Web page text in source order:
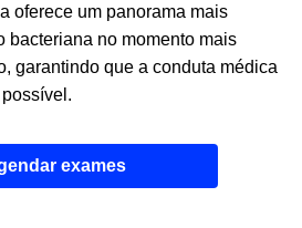
oferece um panorama mais
bacteriana no momento mais
garantindo que a conduta médica
exames